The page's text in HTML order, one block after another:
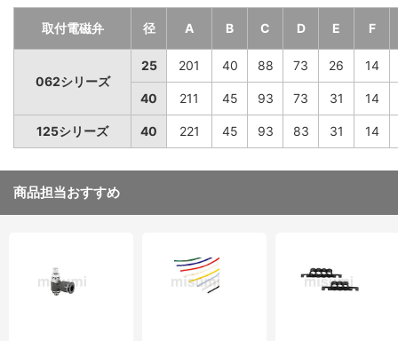
取付電磁弁 径 A B C D E F
062シリーズ
25 201 40 88 73 26 14
40 211 45 93 73 31 14
125シリーズ 40 221 45 93 83 31 14
商品担当おすすめ